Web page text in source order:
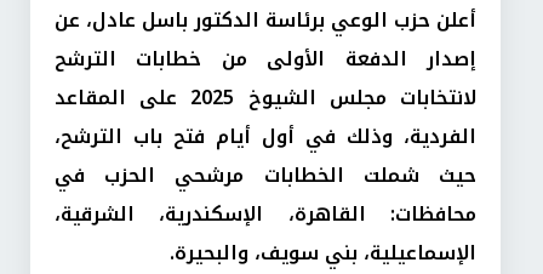
أعلن حزب الوعي برئاسة الدكتور باسل عادل، عن
إصدار الدفعة الأولى من خطابات الترشح
لانتخابات مجلس الشيوخ 2025 على المقاعد
الفردية، وذلك في أول أيام فتح باب الترشح،
حيث شملت الخطابات مرشحي الحزب في
محافظات: القاهرة، الإسكندرية، الشرقية،
الإسماعيلية، بني سويف، والبحيرة.